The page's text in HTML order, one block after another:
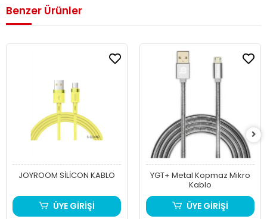
Benzer Ürünler
JOYROOM SİLİCON KABLO
ÜYE GİRİŞİ
YGT+ Metal Kopmaz Mikro
Kablo
ÜYE GİRİŞİ